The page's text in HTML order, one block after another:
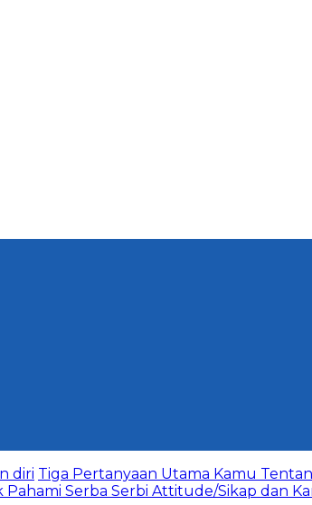
diri Tiga Pertanyaan Utama Kamu
Pahami Serba Serbi Attitude/Sikap dan